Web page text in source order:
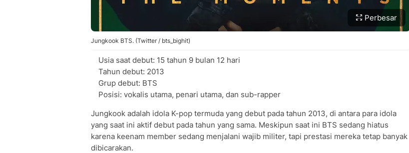
Perbesar
Jungkook BTS. (Twitter / bts_bighit)
Usia saat debut: 15 tahun 9 bulan 12 hari
Tahun debut: 2013
Grup debut: BTS
Posisi: vokalis utama, penari utama, dan sub-rapper
Jungkook adalah idola K-pop termuda yang debut pada tahun 2013, di antara para idola
yang saat ini aktif debut pada tahun yang sama. Meskipun saat ini BTS sedang hiatus
karena keenam member sedang menjalani wajib militer, tapi prestasi mereka tetap banyak
dibicarakan.